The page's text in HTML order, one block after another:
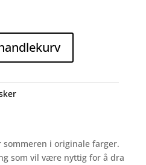
i originale farger.
som vil være nyttig for å dra